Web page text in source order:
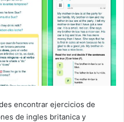
encontrar ejercicios de
de ingles britanica y